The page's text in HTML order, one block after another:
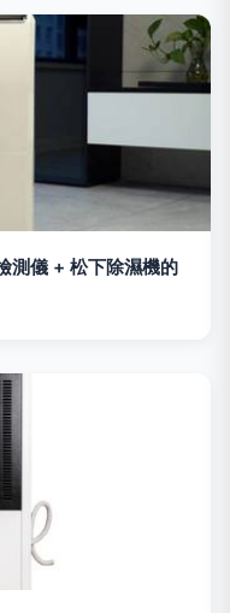
測儀 + 松下除濕機的